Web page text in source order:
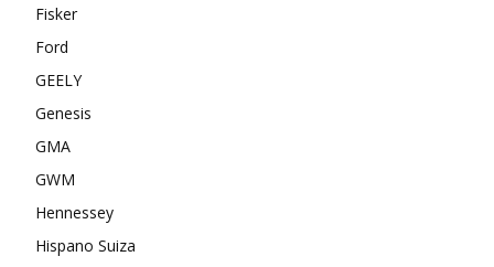
Fisker
Ford
GEELY
Genesis
GMA
GWM
Hennessey
Hispano Suiza